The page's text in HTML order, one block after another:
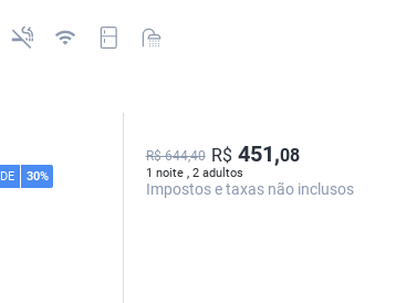
30% 1 noite , 2 adultos
R$ 644,40 R$ 451,08
Impostos e taxas não inclusos